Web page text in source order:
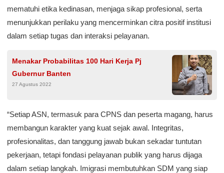
mematuhi etika kedinasan, menjaga sikap profesional, serta
menunjukkan perilaku yang mencerminkan citra positif institusi
dalam setiap tugas dan interaksi pelayanan.
Menakar Probabilitas 100 Hari Kerja Pj
Gubernur Banten
27 Agustus 2022
“Setiap ASN, termasuk para CPNS dan peserta magang, harus
membangun karakter yang kuat sejak awal. Integritas,
profesionalitas, dan tanggung jawab bukan sekadar tuntutan
pekerjaan, tetapi fondasi pelayanan publik yang harus dijaga
dalam setiap langkah. Imigrasi membutuhkan SDM yang siap